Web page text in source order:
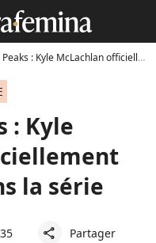
: Kyle McLachlan officiellement de retour dans la série
: Kyle
la série
share Partager